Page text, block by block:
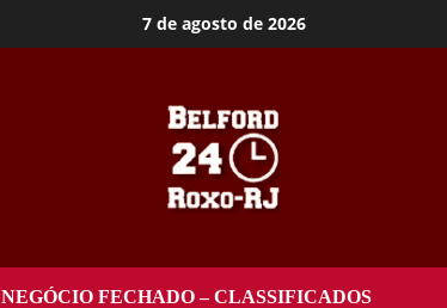
7 de agosto de 2026
NEGÓCIO FECHADO – CLASSIFICADOS